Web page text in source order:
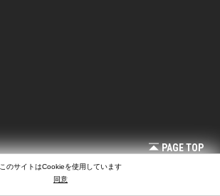
PAGE TOP
このサイトはCookieを使用しています
同意